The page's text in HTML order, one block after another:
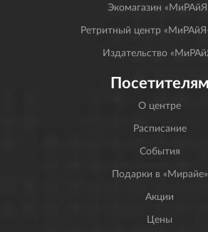
Экомагазин
Ретритный центр
Издательство
Посетителям
О центре
Расписание
События
Подарки в «Мирайе»
Акции
Цены